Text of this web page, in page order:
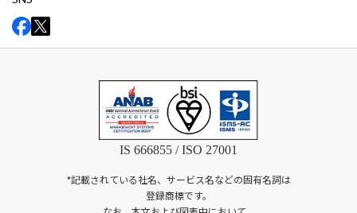
IS 666855 / ISO 27001
*記載されている社名、サービス名などの固有名詞は
登録商標です。